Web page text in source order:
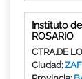
Instituto
ROSARIO
CTRA.DE
Ciudad: